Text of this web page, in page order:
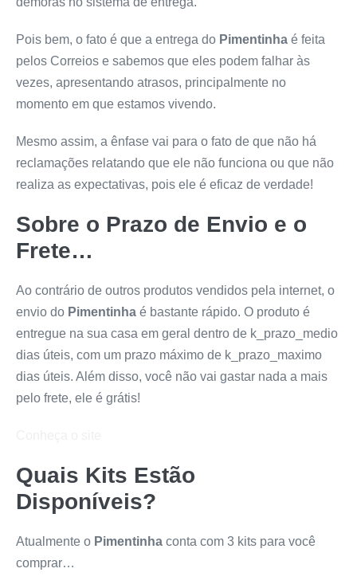
Pois bem, o fato é que a entrega do Pimentinha é feita
pelos Correios e sabemos que eles podem falhar às
vezes, apresentando atrasos, principalmente no
momento em que estamos vivendo.
Mesmo assim, a ênfase vai para o fato de que não há
reclamações relatando que ele não funciona ou que não
realiza as expectativas, pois ele é eficaz de verdade!
Sobre o Prazo de Envio e o
Frete…
Ao contrário de outros produtos vendidos pela internet, o
envio do Pimentinha é bastante rápido. O produto é
entregue na sua casa em geral dentro de k_prazo_medio
dias úteis, com um prazo máximo de k_prazo_maximo
dias úteis. Além disso, você não vai gastar nada a mais
pelo frete, ele é grátis!
Quais Kits Estão
Disponíveis?
Atualmente o Pimentinha conta com 3 kits para você
comprar…